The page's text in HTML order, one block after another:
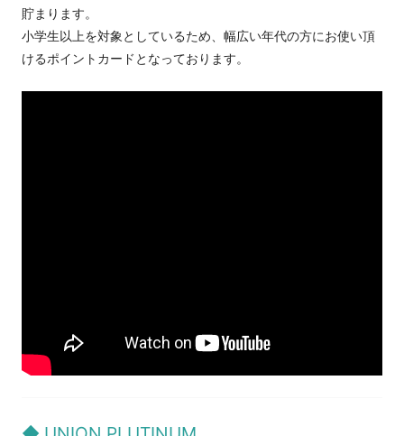
貯まります。
小学生以上を対象としているため、幅広い年代の方にお使い頂
けるポイントカードとなっております。